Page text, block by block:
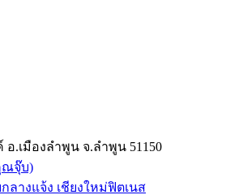
อ.เมืองลำพูน จ.ลำพูน 51150
ณจุ๊บ)
ลางแจ้ง เชียงใหม่ฟิตเนส